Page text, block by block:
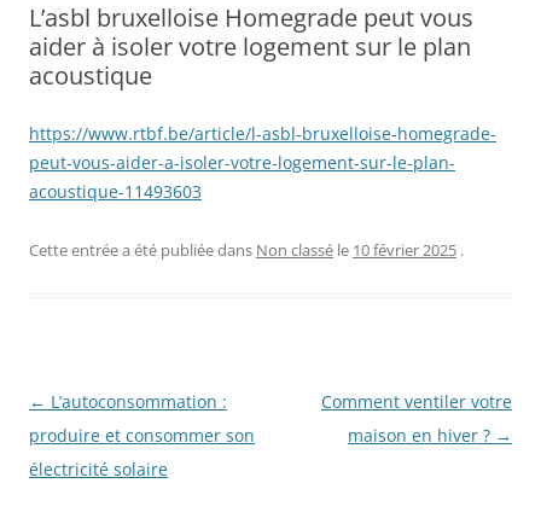
L’asbl bruxelloise Homegrade peut vous
aider à isoler votre logement sur le plan
acoustique
https://www.rtbf.be/article/l-asbl-bruxelloise-homegrade-
peut-vous-aider-a-isoler-votre-logement-sur-le-plan-
acoustique-11493603
Cette entrée a été publiée dans Non classé le 10 février 2025 .
Navigation
des
articles
← L’autoconsommation :
produire et consommer son
électricité solaire
Comment ventiler votre
maison en hiver ? →